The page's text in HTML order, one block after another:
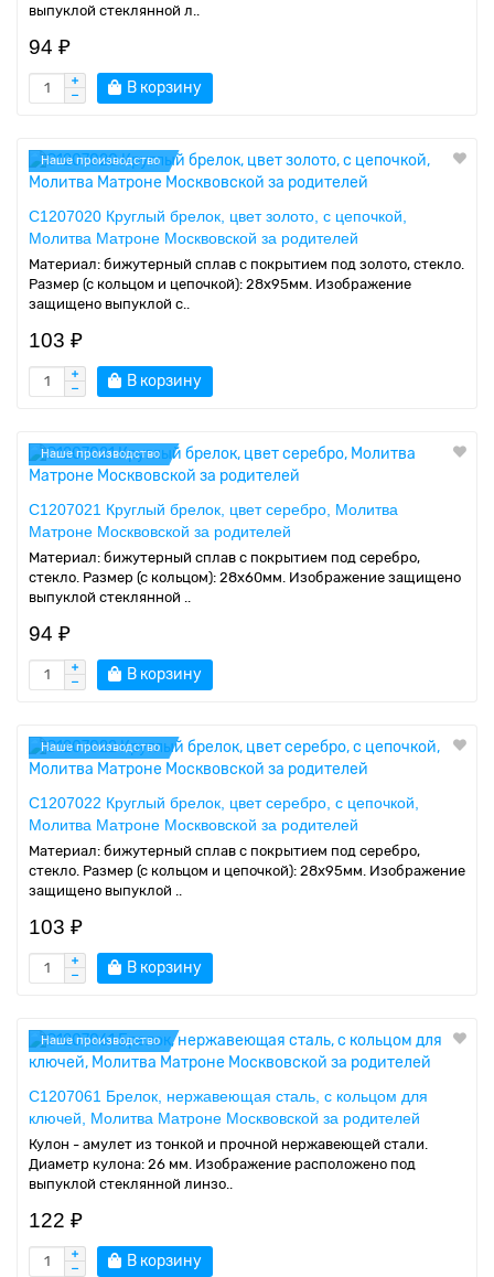
выпуклой стеклянной л..
94 ₽
В корзину
Наше производство
C1207020 Круглый брелок, цвет золото, с цепочкой,
Молитва Матроне Москвовской за родителей
Материал: бижутерный сплав с покрытием под золото, стекло.
Размер (с кольцом и цепочкой): 28х95мм. Изображение
защищено выпуклой с..
103 ₽
В корзину
Наше производство
C1207021 Круглый брелок, цвет серебро, Молитва
Матроне Москвовской за родителей
Материал: бижутерный сплав с покрытием под серебро,
стекло. Размер (с кольцом): 28х60мм. Изображение защищено
выпуклой стеклянной ..
94 ₽
В корзину
Наше производство
C1207022 Круглый брелок, цвет серебро, с цепочкой,
Молитва Матроне Москвовской за родителей
Материал: бижутерный сплав с покрытием под серебро,
стекло. Размер (с кольцом и цепочкой): 28х95мм. Изображение
защищено выпуклой ..
103 ₽
В корзину
Наше производство
C1207061 Брелок, нержавеющая сталь, с кольцом для
ключей, Молитва Матроне Москвовской за родителей
Кулон - амулет из тонкой и прочной нержавеющей стали.
Диаметр кулона: 26 мм. Изображение расположено под
выпуклой стеклянной линзо..
122 ₽
В корзину